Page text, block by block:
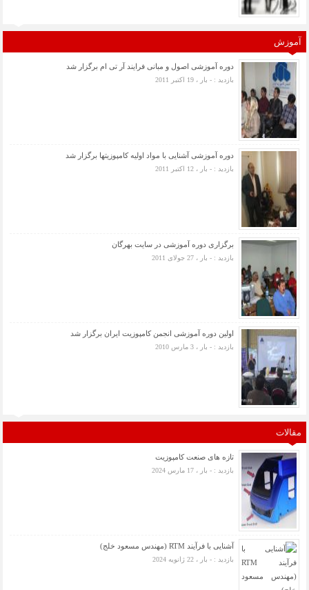
آموزش
دوره آموزشی اصول و مبانی فرایند آر تی ام برگزار شد
بازدید : - بار ، 19 اکتبر 2011
دوره آموزشی آشنایی با مواد اولیه کامپوزیتها برگزار شد
بازدید : - بار ، 12 اکتبر 2011
برگزاری دوره آموزشی در سایت بهرگان
بازدید : - بار ، 27 جولای 2011
اولین دوره آموزشی انجمن کامپوزیت ایران برگزار شد
بازدید : - بار ، 3 مارس 2010
مقالات
تازه های صنعت کامپوزیت
بازدید : - بار ، 17 مارس 2024
آشنایی با فرآیند RTM (مهندس مسعود خلج)
بازدید : - بار ، 22 ژانویه 2024